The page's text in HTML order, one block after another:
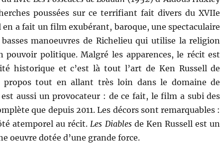
poussées sur ce terrifiant fait divers du XVIIe
en a fait un film exubérant, baroque, une spectaculaire
manoeuvres de Richelieu qui utilise la religion
pouvoir politique. Malgré les apparences, le récit est
historique et c’est là tout l’art de Ken Russell de
tout en allant très loin dans le domaine de
aussi un provocateur : de ce fait, le film a subi des
que depuis 2011. Les décors sont remarquables :
atemporel au récit. Les Diablesde Ken Russell est un
oeuvre dotée d’une grande force.